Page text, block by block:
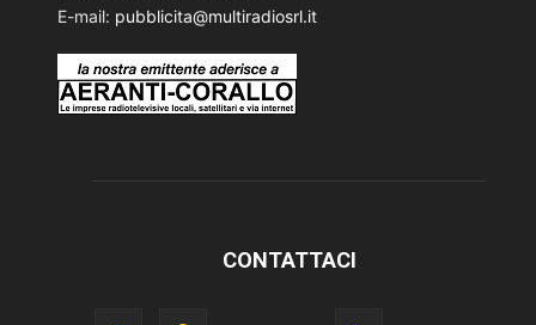
E-mail: pubblicita@multiradiosrl.it
CONTATTACI